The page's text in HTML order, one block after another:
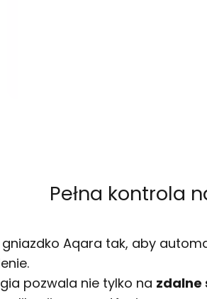
Pełna kontrola
Aqara tak, aby
pozwala nie tylko na zdalne